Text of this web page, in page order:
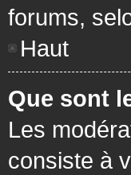
forums,
Haut
Que sont
Les
consiste à